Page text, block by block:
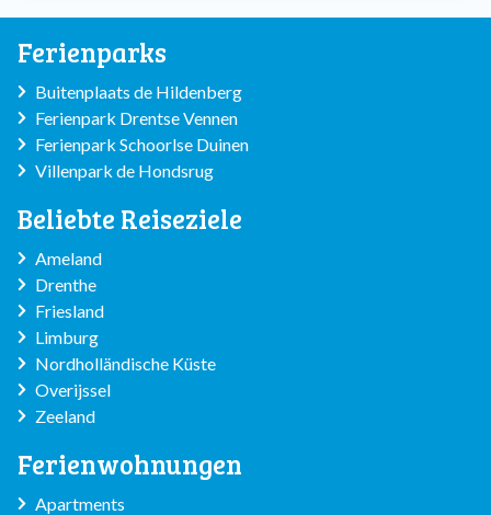
Ferienparks
Buitenplaats de Hildenberg
Ferienpark Drentse Vennen
Ferienpark Schoorlse Duinen
Villenpark de Hondsrug
Beliebte Reiseziele
Ameland
Drenthe
Friesland
Limburg
Nordholländische Küste
Overijssel
Zeeland
Ferienwohnungen
Apartments